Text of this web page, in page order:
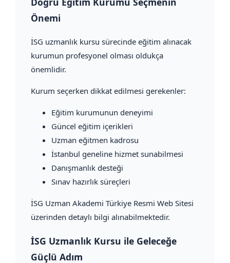
Önemi
İSG uzmanlık kursu sürecinde eğitim alınacak
kurumun profesyonel olması oldukça
önemlidir.
Kurum seçerken dikkat edilmesi gerekenler:
Eğitim kurumunun deneyimi
Güncel eğitim içerikleri
Uzman eğitmen kadrosu
İstanbul geneline hizmet sunabilmesi
Danışmanlık desteği
Sınav hazırlık süreçleri
İSG Uzman Akademi Türkiye Resmi Web Sitesi
üzerinden detaylı bilgi alınabilmektedir.
İSG Uzmanlık Kursu ile Geleceğe
Güçlü Adım